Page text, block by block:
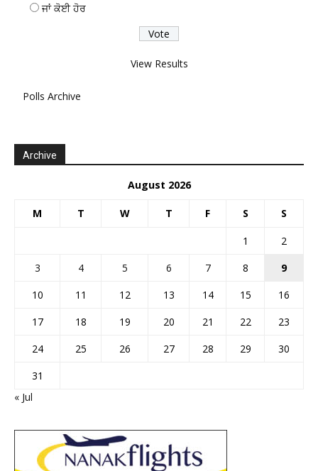
ਜਾਂ ਕੋਈ ਹੋਰ
View Results
Polls Archive
Archive
August 2026
M T W T F S S
1
2
3
4 5 6 7 8
9
10
11 12 13 14 15
16
17
18 19 20 21 22
23
24
25 26 27 28 29
30
31
« Jul